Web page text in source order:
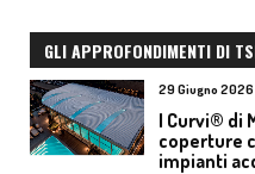
GLI APPROFONDIMENTI DI
29 Giugno 2026
I Curvi® di
coperture
impianti